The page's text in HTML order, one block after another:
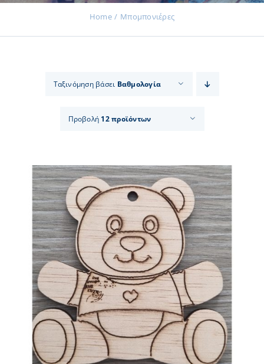
Επικοινωνία
Εισφορές
Home Μπομπονιέρες
Ταξινόμηση βάσει Βαθμολογία
Προβολή 12 προϊόντων